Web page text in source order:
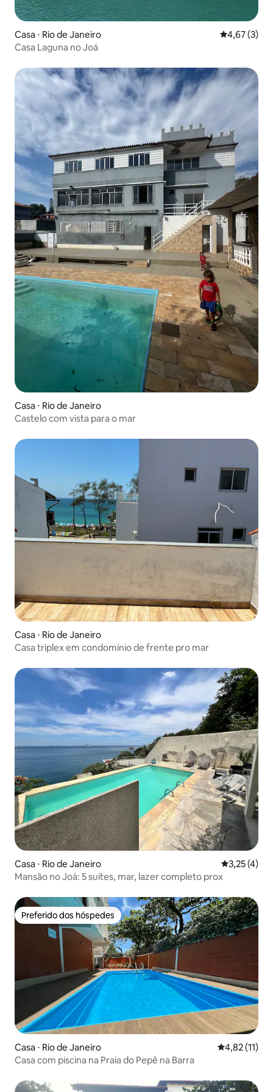
Casa ⋅ Rio de Janeiro 4,67 de
4,67 (3)
Casa Laguna no Joá
Casa ⋅ Rio de Janeiro
Castelo com vista para o mar
Casa ⋅ Rio de Janeiro
Casa triplex em condomínio de frente pro mar
Casa ⋅ Rio de Janeiro 3,25 de
3,25 (4)
Mansão no Joá: 5 suítes, mar, lazer completo prox
Preferido dos hóspedes
Preferido dos hóspedes
Casa ⋅ Rio de Janeiro 4,82 de uma
4,82 (11)
Casa com piscina na Praia do Pepê na Barra